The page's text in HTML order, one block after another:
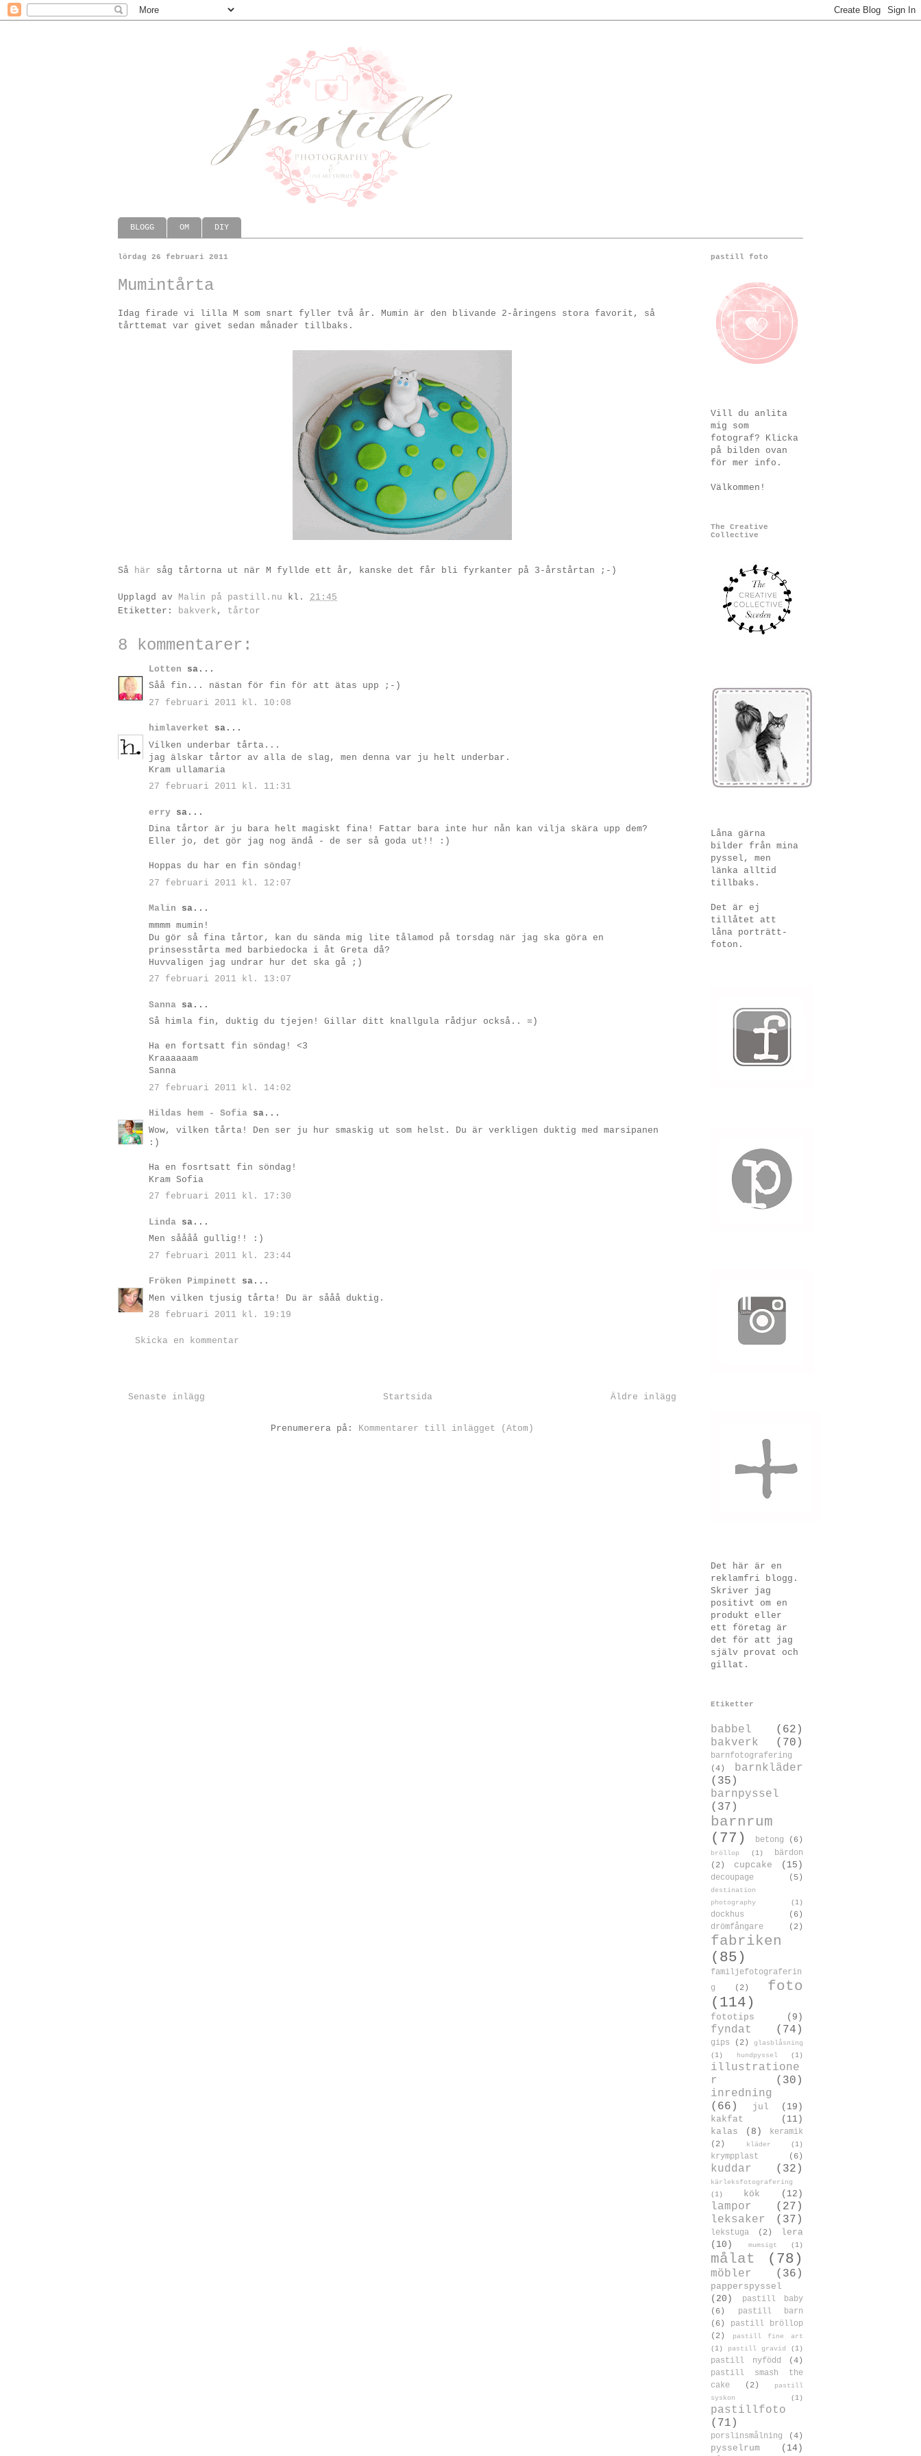
BLOGG OM DIY
lördag 26 februari 2011
Mumintårta
Idag firade vi lilla M som snart fyller två år. Mumin är den blivande 2-åringens stora favorit, så
tårttemat var givet sedan månader tillbaks.
Så här såg tårtorna ut när M fyllde ett år, kanske det får bli fyrkanter på 3-årstårtan ;-)
Upplagd av Malin på pastill.nu kl. 21:45
Etiketter:
bakverk , tårtor
8 kommentarer:
Lotten sa...
Såå fin... nästan för fin för att ätas upp ;-)
27 februari 2011 kl. 10:08
himlaverket sa...
Vilken underbar tårta...
jag älskar tårtor av alla de slag, men denna var ju helt underbar.
Kram ullamaria
27 februari 2011 kl. 11:31
erry sa...
Dina tårtor är ju bara helt magiskt fina! Fattar bara inte hur nån kan vilja skära upp dem?
Eller jo, det gör jag nog ändå - de ser så goda ut!! :)
Hoppas du har en fin söndag!
27 februari 2011 kl. 12:07
Malin sa...
mmmm mumin!
Du gör så fina tårtor, kan du sända mig lite tålamod på torsdag när jag ska göra en
prinsesstårta med barbiedocka i åt Greta då?
Huvvaligen jag undrar hur det ska gå ;)
27 februari 2011 kl. 13:07
Sanna sa...
Så himla fin, duktig du tjejen! Gillar ditt knallgula rådjur också.. =)
Ha en fortsatt fin söndag! <3
Kraaaaaam
Sanna
27 februari 2011 kl. 14:02
Hildas hem - Sofia sa...
Wow, vilken tårta! Den ser ju hur smaskig ut som helst. Du är verkligen duktig med marsipanen
:)
Ha en fosrtsatt fin söndag!
Kram Sofia
27 februari 2011 kl. 17:30
Linda sa...
Men såååå gullig!! :)
27 februari 2011 kl. 23:44
Fröken Pimpinett sa...
Men vilken tjusig tårta! Du är sååå duktig.
28 februari 2011 kl. 19:19
Skicka en kommentar
Senaste inlägg Äldre inlägg
Startsida
Prenumerera på: Kommentarer till inlägget (Atom)
pastill foto
Vill du anlita
mig som
fotograf? Klicka
på bilden ovan
för mer info.
Välkommen!
The Creative
Collective
Låna gärna
bilder från mina
pyssel, men
länka alltid
tillbaks.
Det är ej
tillåtet att
låna porträtt-
foton.
Det här är en
reklamfri blogg.
Skriver jag
positivt om en
produkt eller
ett företag är
det för att jag
själv provat och
gillat.
Etiketter
babbel
(62)
bakverk
(70)
barnfotografering
(4)
barnkläder
(35)
barnpyssel
(37)
barnrum
(77)
betong (6)
bröllop (1)
bärdon
(2)
cupcake (15)
decoupage (5)
destination
photography
(1)
dockhus
(6)
drömfångare
(2)
fabriken
(85)
familjefotograferin
g
(2)
foto
(114)
fototips (9)
fyndat (74)
gips (2)
glasblåsning
(1)
hundpyssel (1)
illustratione
r
(30)
inredning
(66)
jul
(19)
kakfat
(11)
kalas
(8)
keramik
(2)
kläder (1)
krympplast (6)
kuddar (32)
kärleksfotografering
(1)
kök (12)
lampor
(27)
leksaker
(37)
lekstuga (2)
lera
(10)
mumsigt (1)
målat (78)
möbler (36)
papperspyssel
(20)
pastill baby
(6)
pastill barn
(6)
pastill bröllop
(2)
pastill fine art
(1)
pastill gravid (1)
pastill nyfödd
(4)
pastill smash the
cake
(2)
pastill
syskon
(1)
pastillfoto
(71)
porslinsmålning (4)
pysselrum
(14)